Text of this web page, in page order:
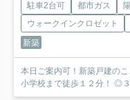
駐車2台可 都市ガス
ウォークインクロゼット
新築
本日ご案内可！新築戸建の
小学校まで徒歩１２分！ ◎